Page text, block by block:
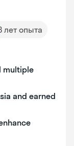
лет опыта
multiple
and earned